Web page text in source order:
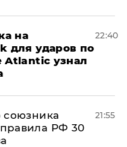
на
для ударов по
Atlantic узнал
22:40
союзника
РФ 30
21:55